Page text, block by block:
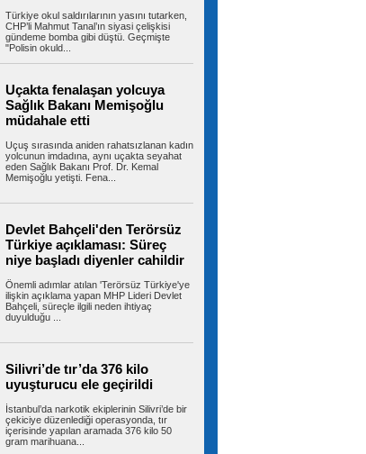
Kartal’da kontrolden çıkan
araçlara çarpıp takla attı
yokuş aşağı süratli şekilde inen
park halindeki 3 araca...
Çekmeköy’de istinat duvarı
yanındaki 5 katlı bina
bir inşaatın istinat duvarı çöktü.
5 katlı...
Esenyurt Belediyesi 1071
sünnet işlemini gerçekleştirdi
Belediyesi, sünnet olacak 1071
işlemini...
de devam etti
denizde bir kişinin
iddiası üzerine...
Türkiye okul saldırılarının yasını tutarken,
CHP’li Mahmut Tanal’ın siyasi çelişkisi
gündeme bomba gibi düştü. Geçmişte
"Polisin okuld...
Uçakta fenalaşan yolcuya
Sağlık Bakanı Memişoğlu
müdahale etti
Uçuş sırasında aniden rahatsızlanan kadın
yolcunun imdadına, aynı uçakta seyahat
eden Sağlık Bakanı Prof. Dr. Kemal
Memişoğlu yetişti. Fena...
Devlet Bahçeli'den Terörsüz
Türkiye açıklaması: Süreç
niye başladı diyenler cahildir
Önemli adımlar atılan 'Terörsüz Türkiye'ye
ilişkin açıklama yapan MHP Lideri Devlet
Bahçeli, süreçle ilgili neden ihtiyaç
duyulduğu ...
Silivri’de tır’da 376 kilo
uyuşturucu ele geçirildi
İstanbul’da narkotik ekiplerinin Silivri’de bir
çekiciye düzenlediği operasyonda, tır
içerisinde yapılan aramada 376 kilo 50
gram marihuana...